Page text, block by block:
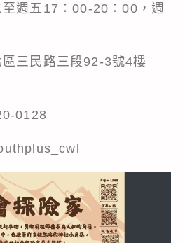
週五17：00-20：00，週
三民路三段92-3號4樓
0128